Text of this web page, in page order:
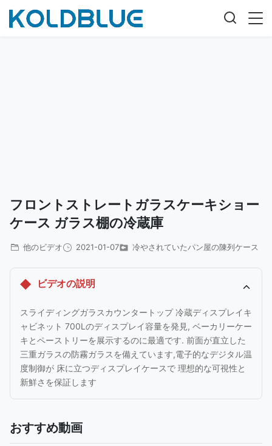
フロントストレートガラスケーキショー
ケース ガラス棚の冷蔵庫
他のビデオ 2021-01-07 冷やされていたパン屋の陳列ケース
ビデオの説明
スライディングガラスカウンタートップ 冷蔵ディスプレイキ
ャビネット 700Lのディスプレイ容量を発見, ベーカリーケー
キとペーストリーを展示するのに最適です. 前面が直立した
三重ガラスの防霧ガラスを備えています,電子的なデジタル温
度制御が 床に立つディスプレイケースで 理想的な可視性と
新鮮さを保証します
おすすめ動画